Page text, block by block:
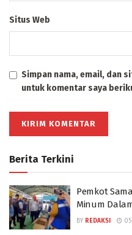
Situs Web
Simpan nama, email, dan
untuk komentar saya
Berita Terkini
Pemkot
Minum
BY REDAKSI